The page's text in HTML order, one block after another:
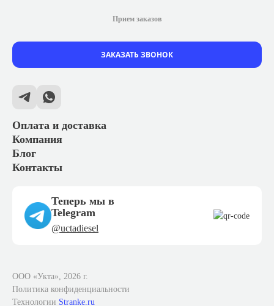
Оплата и доставка
Компания
Блог
Контакты
Прием заказов
ЗАКАЗАТЬ ЗВОНОК
Теперь мы в
Telegram
@uctadiesel
ООО «Укта», 2026 г.
Политика конфиденциальности
Технологии Stranke.ru